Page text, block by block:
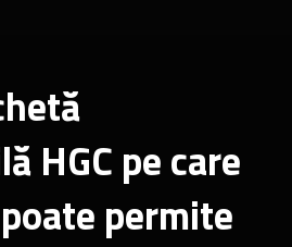
HGC pe care
permite